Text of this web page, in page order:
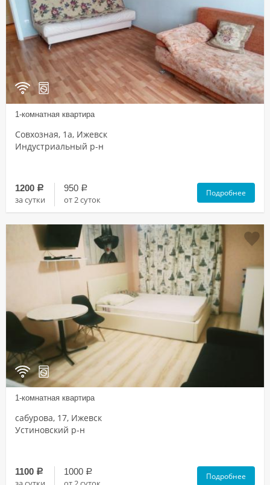
1-комнатная квартира
Совхозная, 1а, Ижевск
Индустриальный р-н
1200 a
за сутки
950 a
от 2 суток
Подробнее
1-комнатная квартира
сабурова, 17, Ижевск
Устиновский р-н
1100 a 1000 a Подробнее